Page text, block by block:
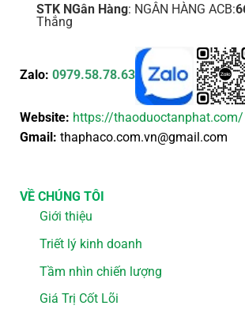
STK NGân Hàng: NGÂN HÀNG ACB:
Thắng
Zalo: 0979.58.78.63
Website: https://thaoduoctanphat.com/
Gmail: thaphaco.com.vn@gmail.com
VỀ CHÚNG TÔI
Giới thiệu
Triết lý kinh doanh
Tầm nhìn chiến lượng
Giá Trị Cốt Lõi